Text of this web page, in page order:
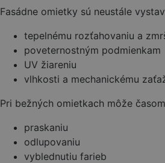
Fasádne omietky sú neustále
tepelnému rozťahovaniu a
poveternostným podmienkam
UV žiareniu
vlhkosti a mechanickému
Pri bežných omietkach môže
praskaniu
odlupovaniu
vyblednutiu farieb